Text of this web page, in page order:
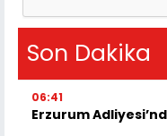
Son Dakika
06:41
Erzurum